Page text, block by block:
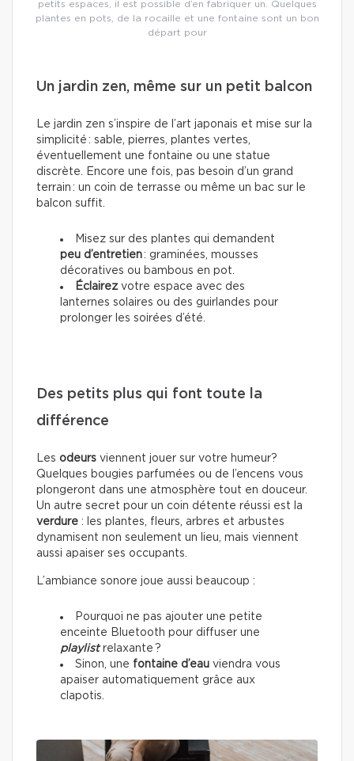
petits espaces, il est possible d’en fabriquer un. Quelques
plantes en pots, de la rocaille et une fontaine sont un bon
départ pour
Un jardin zen, même sur un petit balcon
Le jardin zen s’inspire de l’art japonais et mise sur la
simplicité : sable, pierres, plantes vertes,
éventuellement une fontaine ou une statue
discrète. Encore une fois, pas besoin d’un grand
terrain : un coin de terrasse ou même un bac sur le
balcon suffit.
Misez sur des plantes qui demandent
peu d’entretien: graminées, mousses
décoratives ou bambous en pot.
Éclairez votre espace avec des
lanternes solaires ou des guirlandes pour
prolonger les soirées d’été.
Des petits plus qui font toute la
différence
Les odeurs viennent jouer sur votre humeur?
Quelques bougies parfumées ou de l’encens vous
plongeront dans une atmosphère tout en douceur.
Un autre secret pour un coin détente réussi est la
verdure : les plantes, fleurs, arbres et arbustes
dynamisent non seulement un lieu, mais viennent
aussi apaiser ses occupants.
L’ambiance sonore joue aussi beaucoup :
Pourquoi ne pas ajouter une petite
enceinte Bluetooth pour diffuser une
playlistrelaxante ?
Sinon, une fontaine d’eau viendra vous
apaiser automatiquement grâce aux
clapotis.